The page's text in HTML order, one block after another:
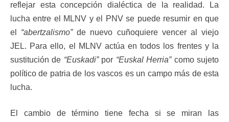
reflejar esta concepción dialéctica de la realidad. La
lucha entre el MLNV y el PNV se puede resumir en que
el “abertzalismo”de nuevo cuñoquiere vencer al viejo
JEL. Para ello, el MLNV actúa en todos los frentes y la
sustitución de “Euskadi”por “Euskal Herria”como sujeto
político de patria de los vascos es un campo más de esta
lucha.
El cambio de término tiene fecha si se miran las